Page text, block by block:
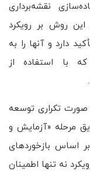
نقشه‌برداری
این روش بر رویکرد
دارد و آنها را به
با استفاده از
تکراری توسعه
مرحله «آزمایش و
اساس بازخوردهای
نه تنها اطمینان